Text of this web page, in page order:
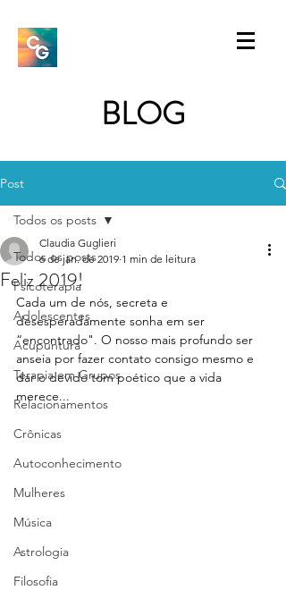
BLOG
Post
Todos os posts
Psicoterapia
Adolescentes
Acupuntura
Terapia em Grupos
Relacionamentos
Crônicas
Autoconhecimento
Mulheres
Música
Astrologia
Filosofia
Todos os posts
Feliz 2019!
Claudia Guglieri
6 de jan. de 2019 1 min de leitura
Cada um de nós, secreta e
desesperadamente sonha em ser
“encontrado". O nosso mais profundo ser
anseia por fazer contato consigo mesmo e
dar o devido tom poético que a vida
merece...